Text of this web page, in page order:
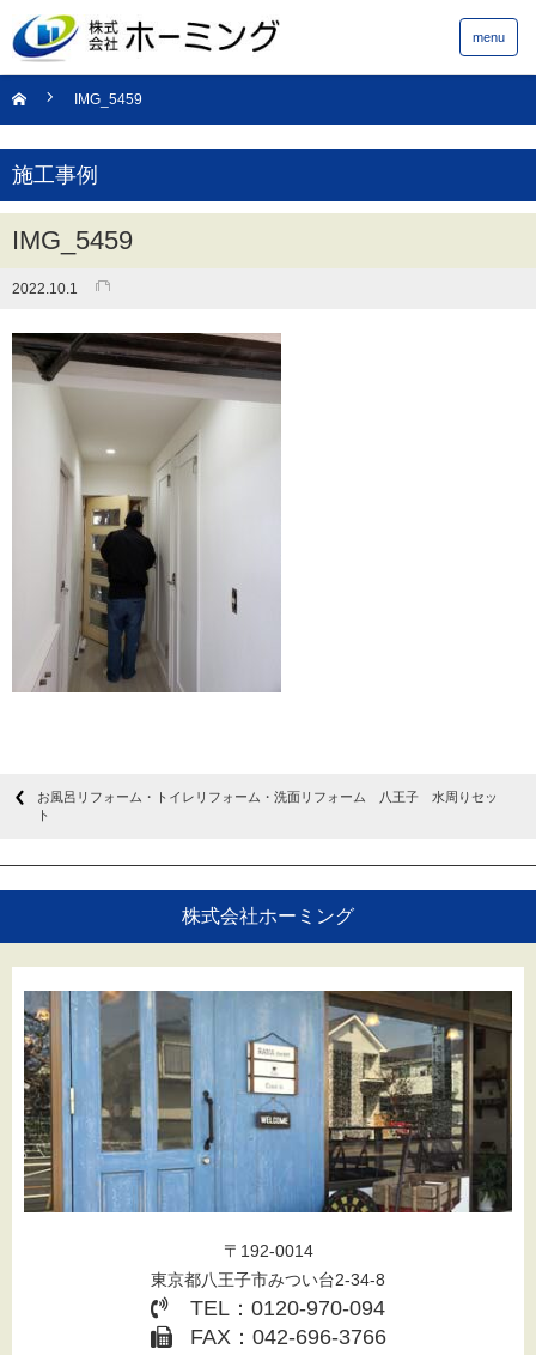
menu
IMG_5459
施工事例
IMG_5459
2022.10.1
お風呂リフォーム・トイレリフォーム・洗面リフォーム 八王子 水周りセッ
ト
株式会社ホーミング
〒192-0014
東京都八王子市みつい台2-34-8
TEL：0120-970-094
FAX：042-696-3766